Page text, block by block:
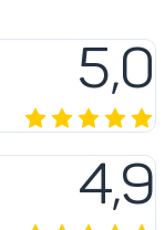
5,0
4,9